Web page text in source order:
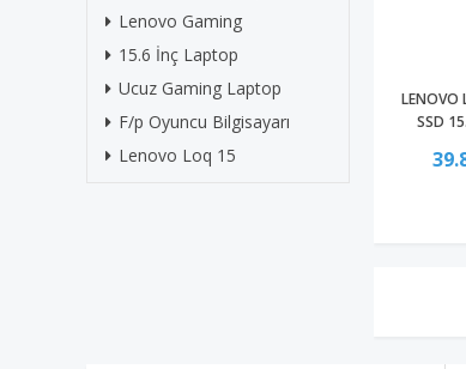
Lenovo Gaming
15.6 İnç Laptop
Ucuz Gaming Laptop
F/p Oyuncu Bilgisayarı
Lenovo Loq 15
LENOVO
SSD